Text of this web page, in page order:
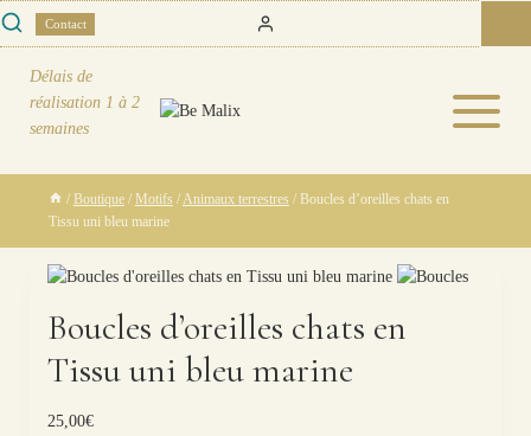
Skip
Contact
Délais de
réalisation 1 à 2
semaines
/ Boutique / Motifs /Animaux terrestres / Boucles d’oreilles chats en
Tissu uni bleu marine
Boucles d’oreilles chats en
Tissu uni bleu marine
25,00€